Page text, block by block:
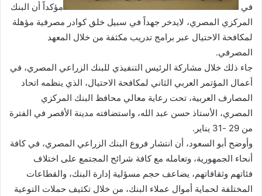
في
مؤكداً أن البنك
المركزي المصري، لايدخر جهداً في سبيل خلق كوادر مصرفية مؤهلة
لمكافحة الاحتيال عبر برامج تدريب مكثفة من خلال المعهد
المصرفي.
جاء ذلك خلال مشاركة الرئيس التنفيذي للبنك الزراعي المصري، في
أعمال المؤتمر العربي الثاني لمكافحة الاحتيال، الذي ينظمه اتحاد
المصارف العربية، تحت رعاية معالي محافظ البنك المركزي
المصري، الأستاذ حسن عبد الله، واستضافته مدينة الأقصر في الفترة
من 29 -31 يناير.
وأوضح أبو السعود، أن انتشار فروع البنك الزراعي المصري، في كافة
أنحاء الجمهورية، وتعامله مع كافة شرائح المجتمع على اختلاف
فئاتهم وثقافاتهم، يضاعف حجم مسؤلية إدارة البنك، والقطاعات
المختلفة لحماية أموال عملاء البنك، من خلال تكثيف حملات التوعية